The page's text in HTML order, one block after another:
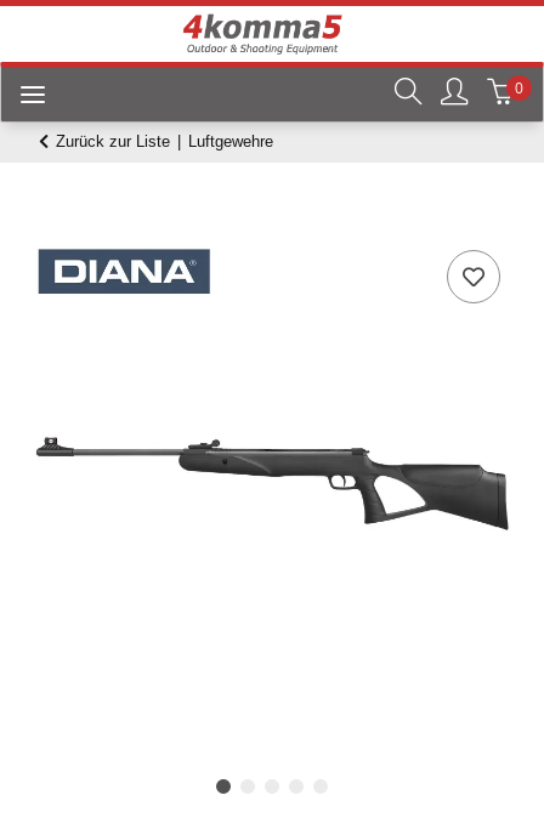
0
Zurück zur Liste Luftgewehre